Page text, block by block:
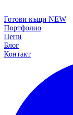
Готови къщи NEW
Портфолио
Цени
Блог
Контакт